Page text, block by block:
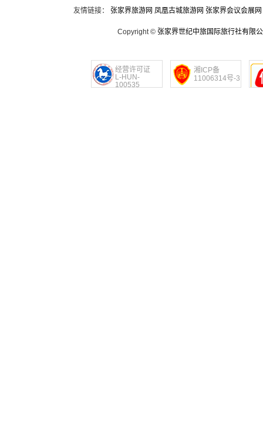
友情链接： 张家界旅游网 凤凰古城旅游网 张家界会议会展网
Copyright © 张家界世纪中旅国际旅行社有限
经营许可证
L-HUN-
100535
湘ICP备
11006314号-3